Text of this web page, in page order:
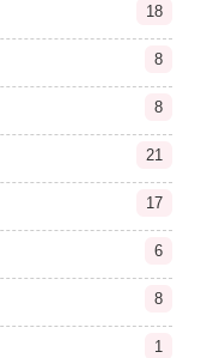
18
8
8
21
17
6
8
1